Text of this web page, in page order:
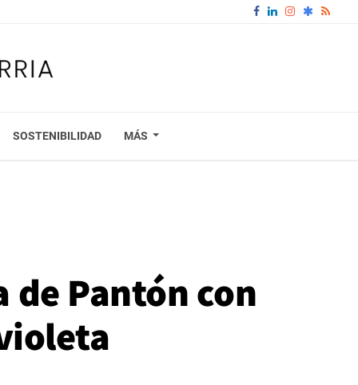
SOSTENIBILIDAD MÁS
de Pantón con